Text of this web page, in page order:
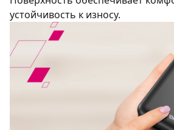
устойчивость к износу.